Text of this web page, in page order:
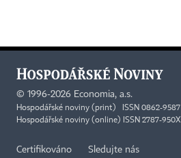
© 1996-2026 Economia, a.s.
Hospodářské noviny (print) ISSN 0862-9587
Hospodářské noviny (online) ISSN 2787-950X
Certifikováno Sledujte nás